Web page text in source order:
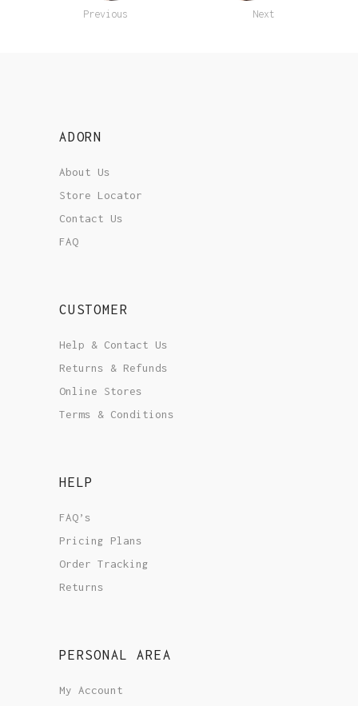
Previous Next
ADORN
About Us
Store Locator
Contact Us
FAQ
CUSTOMER
Help & Contact Us
Returns & Refunds
Online Stores
Terms & Conditions
HELP
FAQ’s
Pricing Plans
Order Tracking
Returns
PERSONAL AREA
My Account